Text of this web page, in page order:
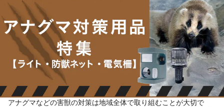
アナグマなどの害獣の対策は地域全体で取り組むことが大切で